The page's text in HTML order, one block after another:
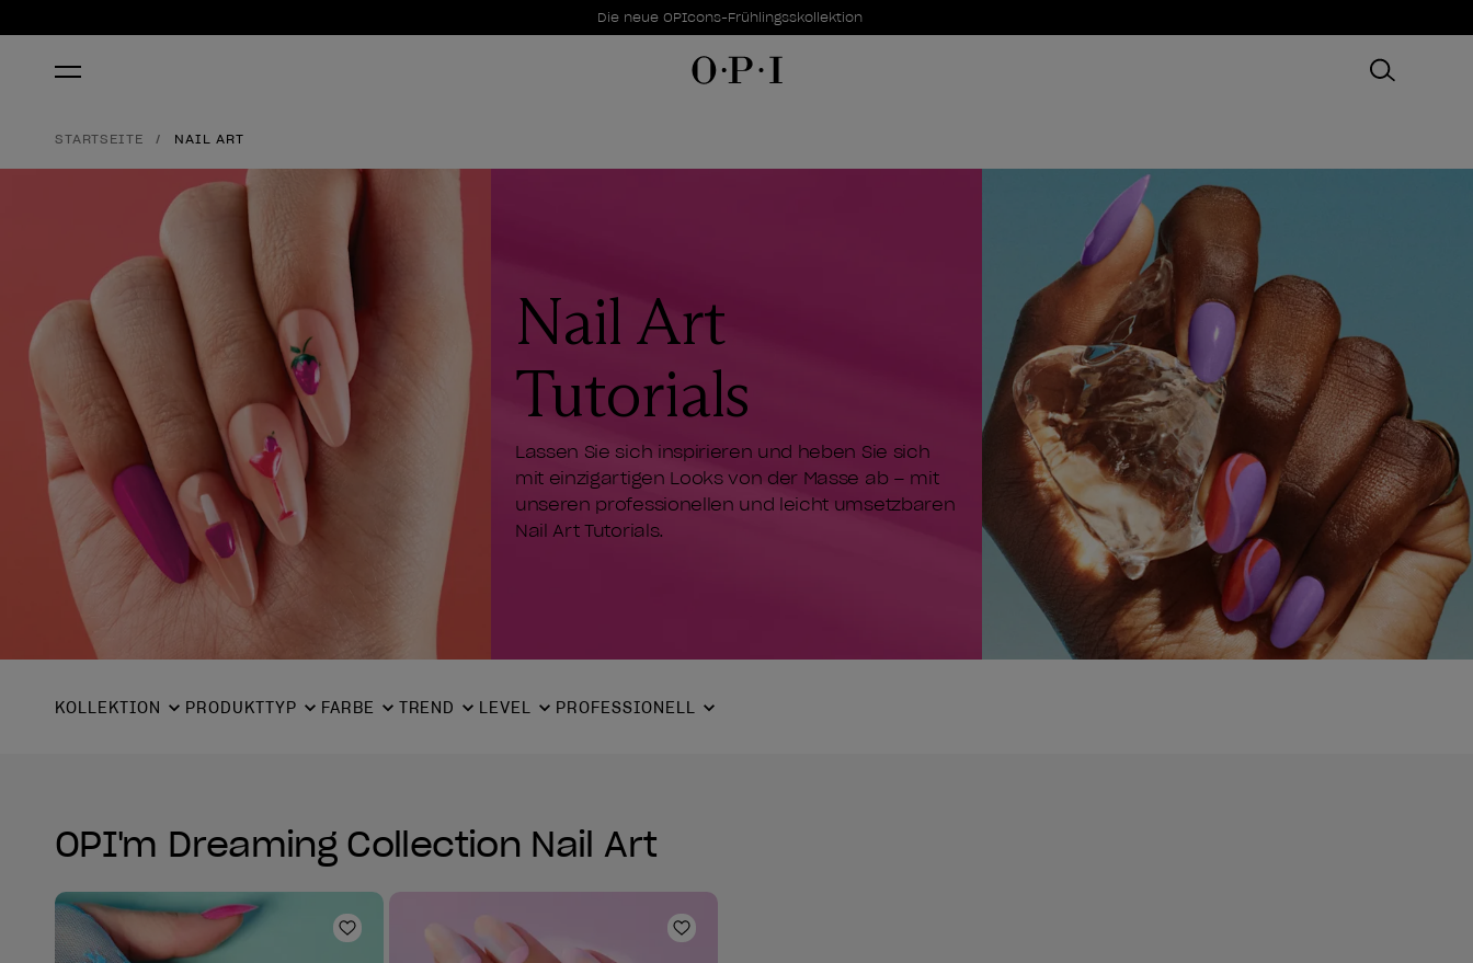
Sonderangebote
Die neue OPIcons-Frühlingsskollektion
Item 1 of 1
STARTSEITE NAIL ART
Nail Art
Tutorials
Lassen Sie sich inspirieren und heben Sie sich
mit einzigartigen Looks von der Masse ab – mit
unseren professionellen und leicht umsetzbaren
Nail Art Tutorials.
KOLLEKTION PRODUKTTYP FARBE TREND LEVEL PROFESSIONELL
OPI'm Dreaming Collection Nail Art
Zur Wunschliste hinzufügen Zur Wunschliste hinzufügen